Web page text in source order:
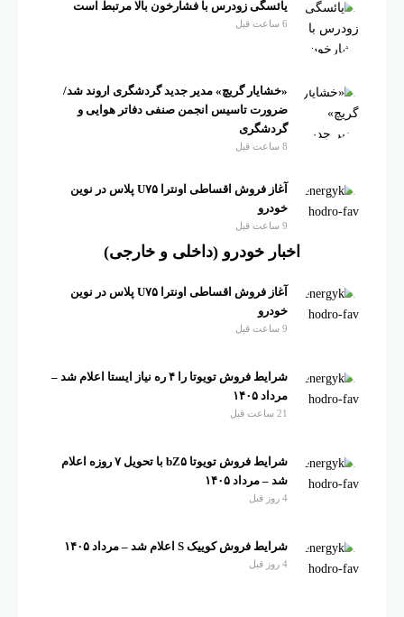
یائسگی زودرس با فشارخون بالا مرتبط است
6 ساعت قبل
«خشایار گریچ» مدیر جدید گردشگری اروند شد/
ضرورت تاسیس انجمن صنفی دفاتر هوایی و
گردشگری
8 ساعت قبل
آغاز فروش اقساطی اونترا U۷۵ پلاس در نوین
خودرو
9 ساعت قبل
اخبار خودرو (داخلی و خارجی)
آغاز فروش اقساطی اونترا U۷۵ پلاس در نوین
خودرو
9 ساعت قبل
شرایط فروش تویوتا را ۴ ره نیاز ایستا اعلام شد –
مرداد ۱۴۰۵
21 ساعت قبل
شرایط فروش تویوتا bZ۵ با تحویل ۷ روزه اعلام
شد – مرداد ۱۴۰۵
4 روز قبل
شرایط فروش کوییک S اعلام شد – مرداد ۱۴۰۵
4 روز قبل